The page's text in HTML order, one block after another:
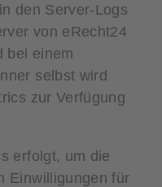
den Server-Logs
von eRecht24
bei einem
selbst wird
zur Verfügung
erfolgt, um die
Einwilligungen für